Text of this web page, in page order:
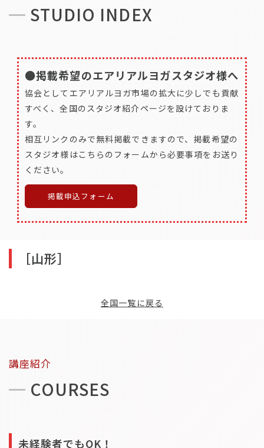
STUDIO INDEX
●掲載希望のエアリアルヨガスタジオ様へ
協会としてエアリアルヨガ市場の拡大に少しでも貢献
すべく、全国のスタジオ紹介ページを設けておりま
す。
相互リンクのみで無料掲載できますので、掲載希望の
スタジオ様はこちらのフォームから必要事項をお送り
ください。
掲載申込フォーム
［山形］
全国一覧に戻る
講座紹介
COURSES
未経験者でもOK！